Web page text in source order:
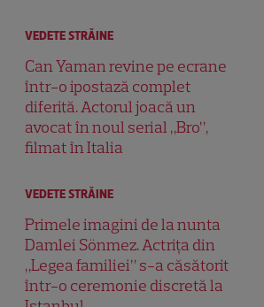
VEDETE STRĂINE
Can Yaman revine pe ecrane
într-o ipostază complet
diferită. Actorul joacă un
avocat în noul serial „Bro”,
filmat în Italia
VEDETE STRĂINE
Primele imagini de la nunta
Damlei Sönmez. Actrița din
„Legea familiei” s-a căsătorit
într-o ceremonie discretă la